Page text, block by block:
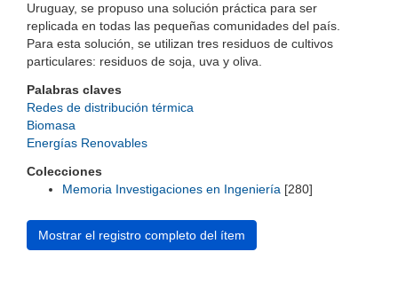
Uruguay, se propuso una solución práctica para ser
replicada en todas las pequeñas comunidades del país.
Para esta solución, se utilizan tres residuos de cultivos
particulares: residuos de soja, uva y oliva.
Palabras claves
Redes de distribución térmica
Biomasa
Energías Renovables
Colecciones
Memoria Investigaciones en Ingeniería [280]
Mostrar el registro completo del ítem